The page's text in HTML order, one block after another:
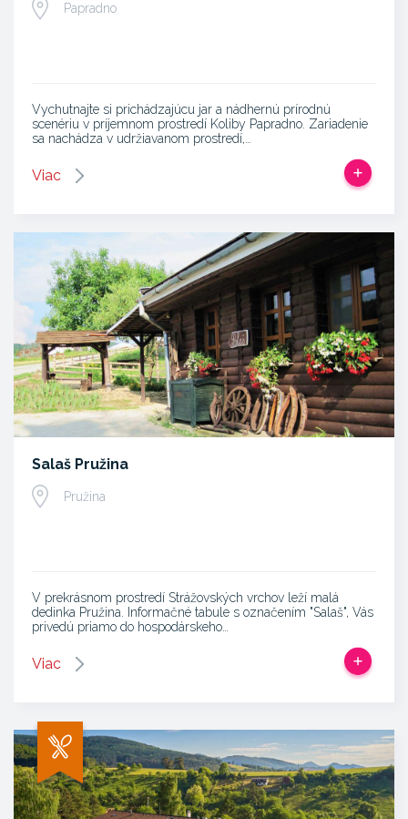
Papradno
Vychutnajte si prichádzajúcu jar a nádhernú prírodnú
scenériu v príjemnom prostredí Koliby Papradno. Zariadenie
sa nachádza v udržiavanom prostredí,…
Viac
Salaš Pružina
Pružina
V prekrásnom prostredí Strážovských vrchov leží malá
dedinka Pružina. Informačné tabule s označením "Salaš", Vás
privedú priamo do hospodárskeho…
Viac